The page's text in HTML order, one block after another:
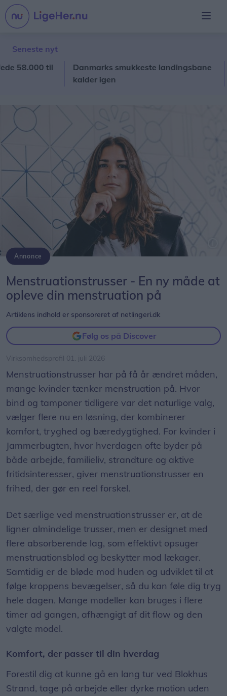
Seneste nyt
til
Danmarks smukkeste landingsbane
kalder igen
Annonce
Menstruationstrusser - En ny måde at
opleve din menstruation på
Artiklens indhold er sponsoreret af netlingeri.dk
Følg os på Discover
Virksomhedsprofil 01. juli 2026
Menstruationstrusser har på få år ændret måden,
mange kvinder tænker menstruation på. Hvor
bind og tamponer tidligere var det naturlige valg,
vælger flere nu en løsning, der kombinerer
komfort, tryghed og bæredygtighed. For kvinder i
Jammerbugten, hvor hverdagen ofte byder på
både arbejde, familieliv, strandture og aktive
fritidsinteresser, giver menstruationstrusser en
frihed, der gør en reel forskel.
Det særlige ved menstruationstrusser er, at de
ligner almindelige trusser, men er designet med
flere absorberende lag, som effektivt opsuger
menstruationsblod og beskytter mod lækager.
Samtidig er de bløde mod huden og udviklet til at
følge kroppens bevægelser, så du kan føle dig tryg
hele dagen. Mange modeller kan bruges i flere
timer ad gangen, afhængigt af dit flow og den
valgte model.
Komfort, der passer til din hverdag
Forestil dig at kunne gå en lang tur ved Blokhus
Strand, tage på arbejde eller dyrke motion uden